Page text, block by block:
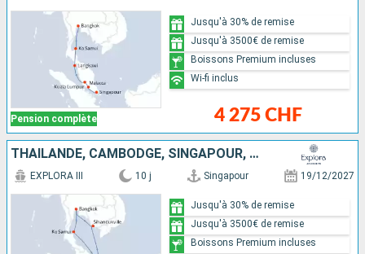
Pension complète 4 275 CHF
Jusqu'à 30% de remise
Jusqu'à 3500€ de remise
Boissons Premium incluses
Wi-fi inclus
THAÏLANDE, CAMBODGE, SINGAPOUR, MALAISIE
EXPLORA III 10 j Singapour 19/12/2027
Jusqu'à 30% de remise
Jusqu'à 3500€ de remise
Boissons Premium incluses